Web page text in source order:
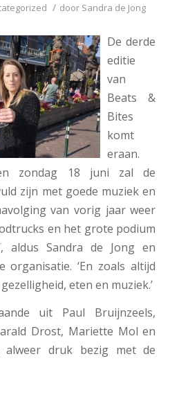
/ door Sandra de Jong
De derde
editie
van
Beats &
Bites
komt
eraan.
zondag 18 juni zal de
zijn met goede muziek en
van vorig jaar weer
en het grote podium
aldus Sandra de Jong en
‘En zoals altijd
eten en muziek.’
uit Paul Bruijnzeels,
Drost, Mariette Mol en
alweer druk bezig met de